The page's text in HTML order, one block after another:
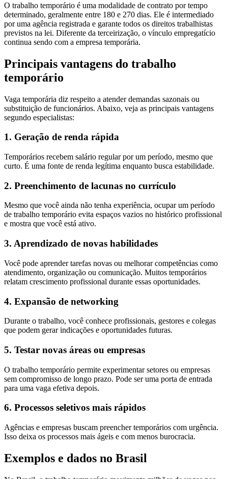
O trabalho temporário é uma modalidade de contrato por tempo
determinado, geralmente entre 180 e 270 dias. Ele é intermediado
por uma agência registrada e garante todos os direitos trabalhistas
previstos na lei. Diferente da terceirização, o vínculo empregatício
continua sendo com a empresa temporária.
Principais vantagens do trabalho
temporário
Vaga temporária diz respeito a atender demandas sazonais ou
substituição de funcionários. Abaixo, veja as principais vantagens
segundo especialistas:
1. Geração de renda rápida
Temporários recebem salário regular por um período, mesmo que
curto. É uma fonte de renda legítima enquanto busca estabilidade.
2. Preenchimento de lacunas no currículo
Mesmo que você ainda não tenha experiência, ocupar um período
de trabalho temporário evita espaços vazios no histórico profissional
e mostra que você está ativo.
3. Aprendizado de novas habilidades
Você pode aprender tarefas novas ou melhorar competências como
atendimento, organização ou comunicação. Muitos temporários
relatam crescimento profissional durante essas oportunidades.
4. Expansão de networking
Durante o trabalho, você conhece profissionais, gestores e colegas
que podem gerar indicações e oportunidades futuras.
5. Testar novas áreas ou empresas
O trabalho temporário permite experimentar setores ou empresas
sem compromisso de longo prazo. Pode ser uma porta de entrada
para uma vaga efetiva depois.
6. Processos seletivos mais rápidos
Agências e empresas buscam preencher temporários com urgência.
Isso deixa os processos mais ágeis e com menos burocracia.
Exemplos e dados no Brasil